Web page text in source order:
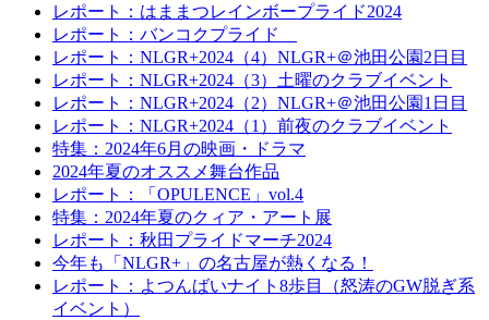
レポート：はままつレインボープライド2024
レポート：バンコクプライド
レポート：NLGR+2024（4）NLGR+＠池田公園2日目
レポート：NLGR+2024（3）土曜のクラブイベント
レポート：NLGR+2024（2）NLGR+＠池田公園1日目
レポート：NLGR+2024（1）前夜のクラブイベント
特集：2024年6月の映画・ドラマ
2024年夏のオススメ舞台作品
レポート：「OPULENCE」vol.4
特集：2024年夏のクィア・アート展
レポート：秋田プライドマーチ2024
今年も「NLGR+」の名古屋が熱くなる！
レポート：よつんばいナイト8歩目（怒涛のGW脱ぎ系
イベント）